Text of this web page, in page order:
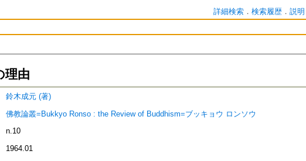
詳細検索． 検索履歴． 説明
理由
鈴木成元 (著)
佛教論叢=Bukkyo Ronso : the Review of Buddhism=ブッキョウ ロンソウ
n.10
1964.01